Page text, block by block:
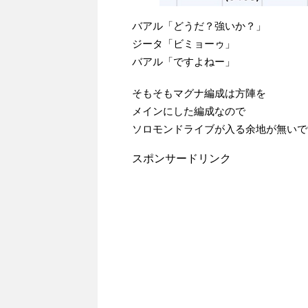
バアル「どうだ？強いか？」
ジータ「ビミョーゥ」
バアル「ですよねー」
そもそもマグナ編成は方陣を
メインにした編成なので
ソロモンドライブが入る余地が無い
スポンサードリンク